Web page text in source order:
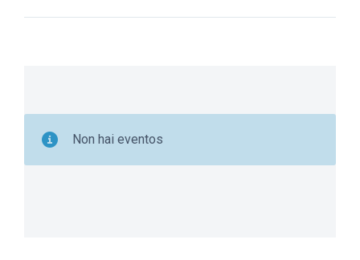
Non hai eventos